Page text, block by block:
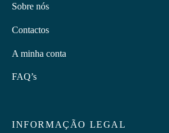
Sobre nós
Contactos
A minha conta
FAQ’s
INFORMAÇÃO LEGAL